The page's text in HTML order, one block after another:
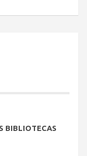
BIBLIOTECAS